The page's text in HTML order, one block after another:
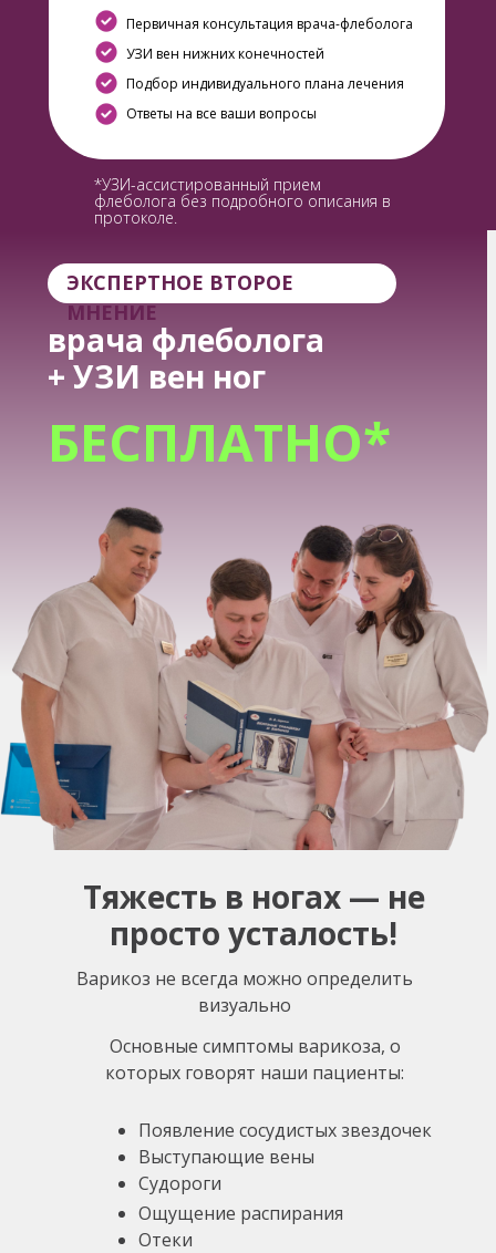
Первичная консультация врача-флеболога
УЗИ вен нижних конечностей
Подбор индивидуального плана лечения
Ответы на все ваши вопросы
*УЗИ-ассистированный прием
флеболога без подробного описания в
протоколе.
ЭКСПЕРТНОЕ ВТОРОЕ
МНЕНИЕ
БЕСПЛАТНО*
врача флеболога
+ УЗИ вен ног
Тяжесть в ногах — не
просто усталость!
Основные симптомы варикоза, о
которых говорят наши пациенты:
Появление сосудистых звездочек
Выступающие вены
Судороги
Ощущение распирания
Отеки
Варикоз не всегда можно определить
визуально